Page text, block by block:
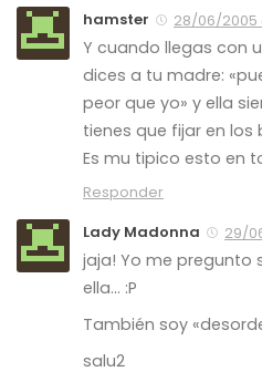
hamster 28/06/2005
Y cuando llegas con
dices a tu madre:
peor que yo» y ella
tienes que fijar en los
Es mu tipico esto en
Responder
Lady Madonna
29/
jaja! Yo me pregunto
ella… :P
También soy
salu2